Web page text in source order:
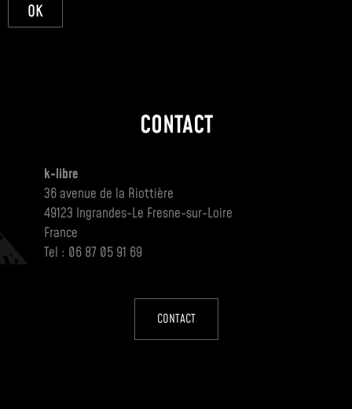
OK
CONTACT
k-libre
36 avenue de la Riottière
49123 Ingrandes-Le Fresne-sur-Loire
France
Tel : 06 87 05 91 69
CONTACT